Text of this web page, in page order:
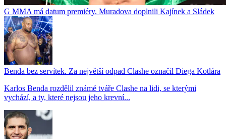
G MMA má datum premiéry. Muradova doplnili Kajínek a Sládek
Benda bez servítek. Za největší odpad Clashe označil Diega Kotlára
Karlos Benda rozdělil známé tváře Clashe na lidi, se kterými
vychází, a ty, které nejsou jeho krevní...